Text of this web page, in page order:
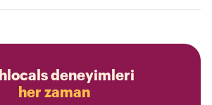
deneyimleri
her zaman